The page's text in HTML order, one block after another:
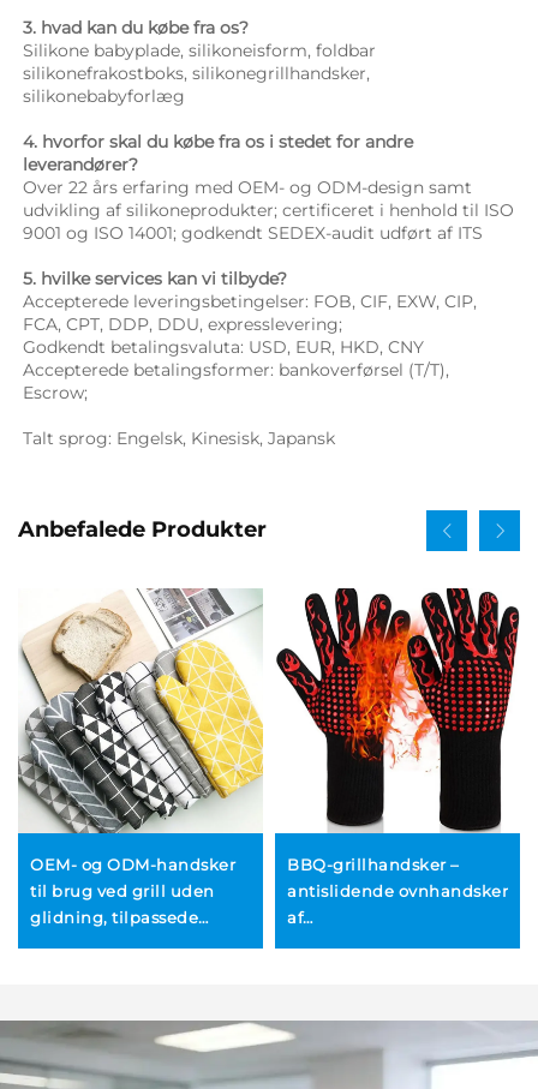
3. hvad kan du købe fra os?
Silikone babyplade, silikoneisform, foldbar
silikonefrakostboks, silikonegrillhandsker,
silikonebabyforlæg
4. hvorfor skal du købe fra os i stedet for andre
leverandører?
Over 22 års erfaring med OEM- og ODM-design samt
udvikling af silikoneprodukter; certificeret i henhold til ISO
9001 og ISO 14001; godkendt SEDEX-audit udført af ITS
5. hvilke services kan vi tilbyde?
Accepterede leveringsbetingelser: FOB, CIF, EXW, CIP,
FCA, CPT, DDP, DDU, expresslevering;
Godkendt betalingsvaluta: USD, EUR, HKD, CNY
Accepterede betalingsformer: bankoverførsel (T/T),
Escrow;
Talt sprog: Engelsk, Kinesisk, Japansk
Anbefalede Produkter
OEM- og ODM-handsker
til brug ved grill uden
glidning, tilpassede
madlavning, bagning og
grillning – engros
BBQ-grillhandsker –
antislidende ovnhandsker
af
ovnhandsker på 1472 °F til
madlavning og barbecue